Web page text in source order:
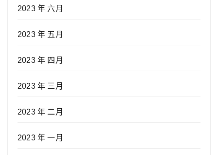
2023 年 六月
2023 年 五月
2023 年 四月
2023 年 三月
2023 年 二月
2023 年 一月